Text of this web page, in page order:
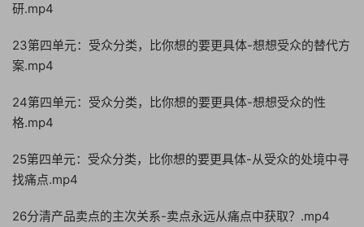
研.mp4
23第四单元：受众分类，比你想的要更具体-想想受众的替代方
案.mp4
24第四单元：受众分类，比你想的要更具体-想想受众的性
格.mp4
25第四单元：受众分类，比你想的要更具体-从受众的处境中寻
找痛点.mp4
26分清产品卖点的主次关系-卖点永远从痛点中获取？.mp4